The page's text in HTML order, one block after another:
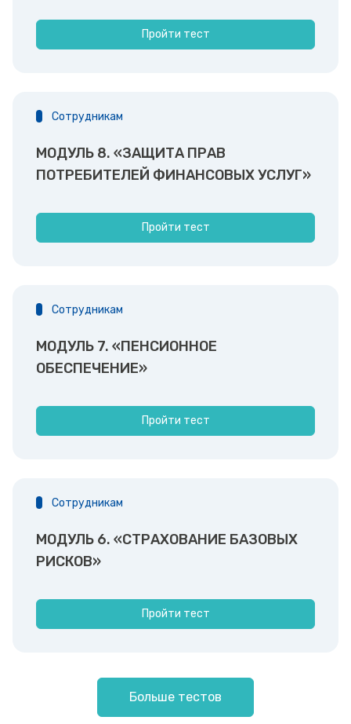
Пройти тест
Сотрудникам
МОДУЛЬ 8. «ЗАЩИТА ПРАВ
ПОТРЕБИТЕЛЕЙ ФИНАНСОВЫХ УСЛУГ»
Пройти тест
Сотрудникам
МОДУЛЬ 7. «ПЕНСИОННОЕ
ОБЕСПЕЧЕНИЕ»
Пройти тест
Сотрудникам
МОДУЛЬ 6. «СТРАХОВАНИЕ БАЗОВЫХ
РИСКОВ»
Пройти тест
Больше тестов